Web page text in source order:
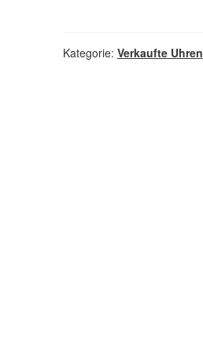
Kategorie: Verkaufte Uhren